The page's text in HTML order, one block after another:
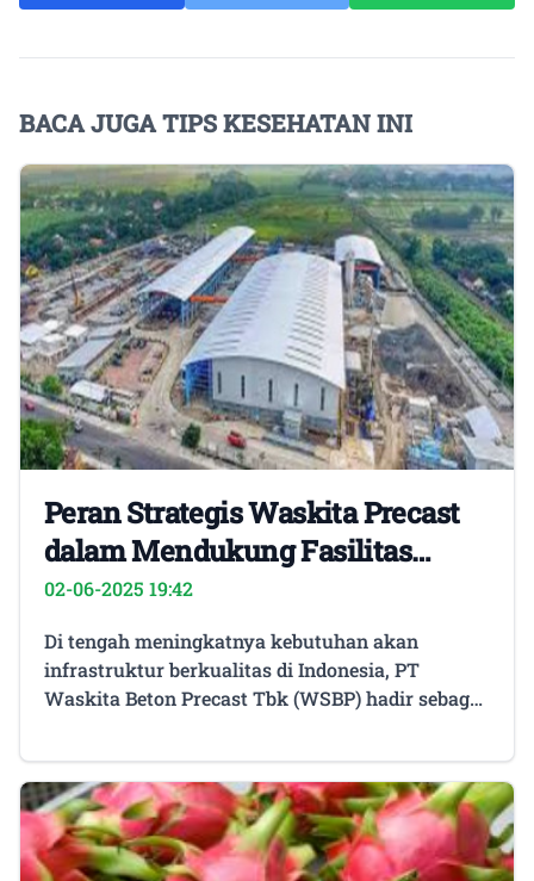
BACA JUGA TIPS KESEHATAN INI
Peran Strategis Waskita Precast
dalam Mendukung Fasilitas
Medis Modern
02-06-2025 19:42
Di tengah meningkatnya kebutuhan akan
infrastruktur berkualitas di Indonesia, PT
Waskita Beton Precast Tbk (WSBP) hadir sebagai
pracetak (precast) dan readymix yang mampu
memberikan solusi efisien, cepat, dan berkualitas
tinggi.Layanan Jasa Konstruksi
MenyeluruhWSBP tidak hanya memproduksi
beton pracetak, tetapi juga memberikan layanan